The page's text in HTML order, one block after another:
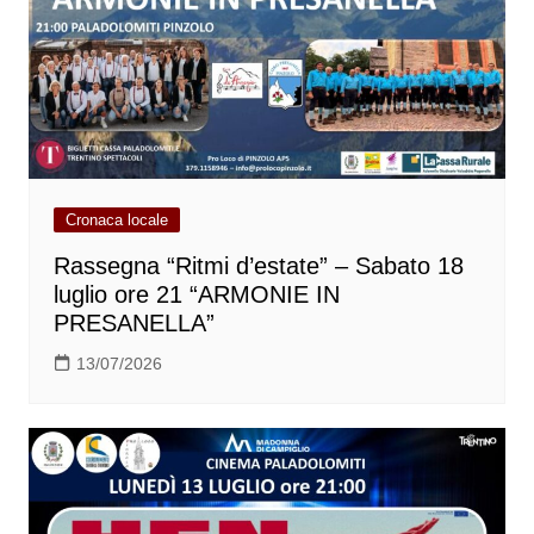
Cronaca locale
Rassegna “Ritmi d’estate” – Sabato 18
luglio ore 21 “ARMONIE IN
PRESANELLA”
13/07/2026